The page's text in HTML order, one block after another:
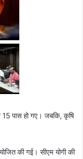
पास हो गए। जबकि, कृषि
की गई। सीएम योगी की